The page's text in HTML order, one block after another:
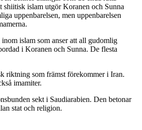
shiitisk islam utgör Koranen och Sunna
uppenbarelsen, men uppenbarelsen
islam som anser att all gudomlig
i Koranen och Sunna. De flesta
riktning som främst förekommer i Iran.
imamiter.
sekt i Saudiarabien. Den betonar
stat och religion.